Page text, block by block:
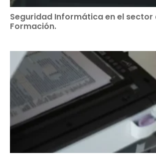
Seguridad Informática en el sector
Formación.